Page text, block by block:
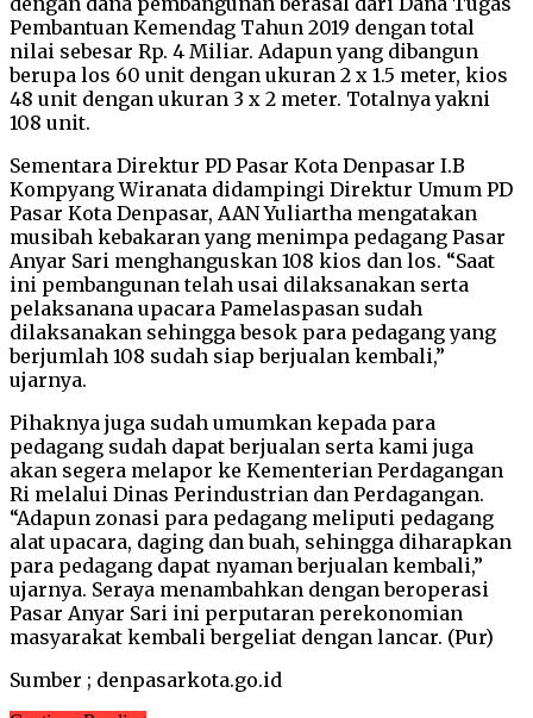
Pembantuan Kemendag Tahun 2019 dengan total
nilai sebesar Rp. 4 Miliar. Adapun yang dibangun
berupa los 60 unit dengan ukuran 2 x 1.5 meter, kios
48 unit dengan ukuran 3 x 2 meter. Totalnya yakni
108 unit.
Sementara Direktur PD Pasar Kota Denpasar I.B
Kompyang Wiranata didampingi Direktur Umum PD
Pasar Kota Denpasar, AAN Yuliartha mengatakan
musibah kebakaran yang menimpa pedagang Pasar
Anyar Sari menghanguskan 108 kios dan los. “Saat
ini pembangunan telah usai dilaksanakan serta
pelaksanana upacara Pamelaspasan sudah
dilaksanakan sehingga besok para pedagang yang
berjumlah 108 sudah siap berjualan kembali,”
ujarnya.
Pihaknya juga sudah umumkan kepada para
pedagang sudah dapat berjualan serta kami juga
akan segera melapor ke Kementerian Perdagangan
Ri melalui Dinas Perindustrian dan Perdagangan.
“Adapun zonasi para pedagang meliputi pedagang
alat upacara, daging dan buah, sehingga diharapkan
para pedagang dapat nyaman berjualan kembali,”
ujarnya. Seraya menambahkan dengan beroperasi
Pasar Anyar Sari ini perputaran perekonomian
masyarakat kembali bergeliat dengan lancar. (Pur)
Sumber ; denpasarkota.go.id